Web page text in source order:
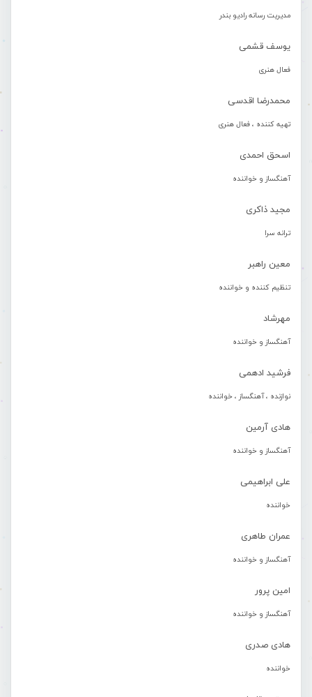
مدیریت رسانه رادیو بندر
یوسف قشمی
فعال هنری
محمدرضا اقدسی
تهیه کننده ، فعال هنری
اسحق احمدی
آهنگساز و خواننده
مجید ذاکری
ترانه سرا
معین راهبر
تنظیم کننده و خواننده
مهرشاد
آهنگساز و خواننده
فرشید ادهمی
نوازنده ، آهنگساز ، خواننده
هادی آرمین
آهنگساز و خواننده
علی ابراهیمی
خواننده
عمران طاهری
آهنگساز و خواننده
امین پرور
آهنگساز و خواننده
هادی صدری
خواننده